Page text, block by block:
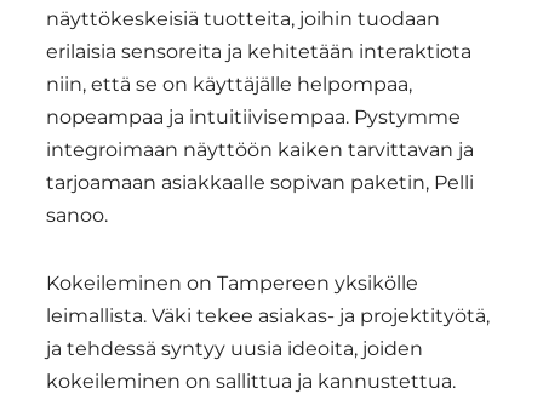
näyttökeskeisiä tuotteita, joihin tuodaan
erilaisia sensoreita ja kehitetään interaktiota
niin, että se on käyttäjälle helpompaa,
nopeampaa ja intuitiivisempaa. Pystymme
integroimaan näyttöön kaiken tarvittavan ja
tarjoamaan asiakkaalle sopivan paketin, Pelli
sanoo.
Kokeileminen on Tampereen yksikölle
leimallista. Väki tekee asiakas- ja projektityötä,
ja tehdessä syntyy uusia ideoita, joiden
kokeileminen on sallittua ja kannustettua.